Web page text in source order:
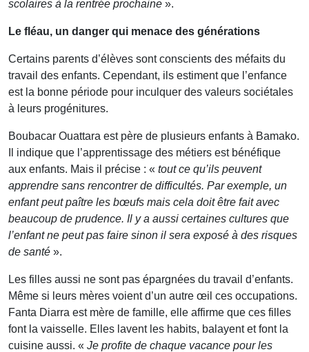
scolaires à la rentrée prochaine ».
Le fléau, un danger qui menace des générations
Certains parents d’élèves sont conscients des méfaits du
travail des enfants. Cependant, ils estiment que l’enfance
est la bonne période pour inculquer des valeurs sociétales
à leurs progénitures.
Boubacar Ouattara est père de plusieurs enfants à Bamako.
Il indique que l’apprentissage des métiers est bénéfique
aux enfants. Mais il précise : « tout ce qu’ils peuvent
apprendre sans rencontrer de difficultés. Par exemple, un
enfant peut paître les bœufs mais cela doit être fait avec
beaucoup de prudence. Il y a aussi certaines cultures que
l’enfant ne peut pas faire sinon il sera exposé à des risques
de santé ».
Les filles aussi ne sont pas épargnées du travail d’enfants.
Même si leurs mères voient d’un autre œil ces occupations.
Fanta Diarra est mère de famille, elle affirme que ces filles
font la vaisselle. Elles lavent les habits, balayent et font la
cuisine aussi. « Je profite de chaque vacance pour les